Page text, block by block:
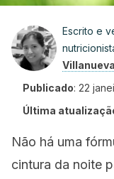
Escrito e
Villanueva
Publicado: 22
Última
Não há uma
cintura da noite